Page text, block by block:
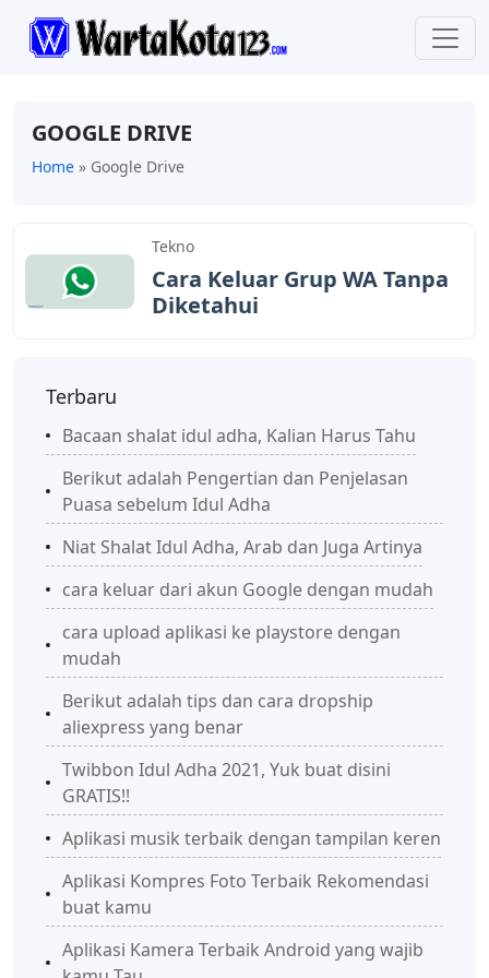
GOOGLE DRIVE
Home » Google Drive
Tekno
Cara Keluar Grup WA Tanpa
Diketahui
Terbaru
Bacaan shalat idul adha, Kalian Harus Tahu
Berikut adalah Pengertian dan Penjelasan
Puasa sebelum Idul Adha
Niat Shalat Idul Adha, Arab dan Juga Artinya
cara keluar dari akun Google dengan mudah
cara upload aplikasi ke playstore dengan
mudah
Berikut adalah tips dan cara dropship
aliexpress yang benar
Twibbon Idul Adha 2021, Yuk buat disini
GRATIS!!
Aplikasi musik terbaik dengan tampilan keren
Aplikasi Kompres Foto Terbaik Rekomendasi
buat kamu
Aplikasi Kamera Terbaik Android yang wajib